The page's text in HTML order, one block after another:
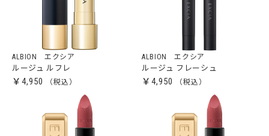
ALBION エクシア
ルージュ ルフレ
￥4,950
ALBION エクシア
ルージュ フレーシュ
￥4,950